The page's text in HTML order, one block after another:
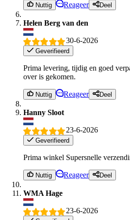
Nuttig Reageer Deel
Helen Berg van den
30-6-2026
Geverifieerd
Prima levering, tijdig en goed
over is gekomen.
Nuttig Reageer Deel
Hanny Sloot
23-6-2026
Geverifieerd
Prima winkel Supersnelle
Nuttig Reageer Deel
WMA Hage
23-6-2026